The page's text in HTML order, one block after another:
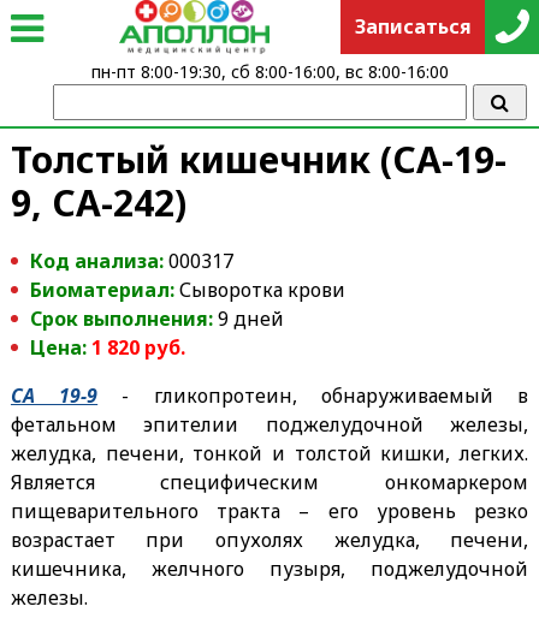
Толстый кишечник (СА-19-
9, СА-242)
Код анализа:000317
Биоматериал:Сыворотка крови
Срок выполнения:9 дней
Цена: 1 820 руб.
СА 19-9 - гликопротеин, обнаруживаемый в
фетальном эпителии поджелудочной железы,
желудка, печени, тонкой и толстой кишки, легких.
Является специфическим онкомаркером
пищеварительного тракта – его уровень резко
возрастает при опухолях желудка, печени,
кишечника, желчного пузыря, поджелудочной
железы.
Записаться
пн-пт 8:00-19:30, сб 8:00-16:00, вс 8:00-16:00